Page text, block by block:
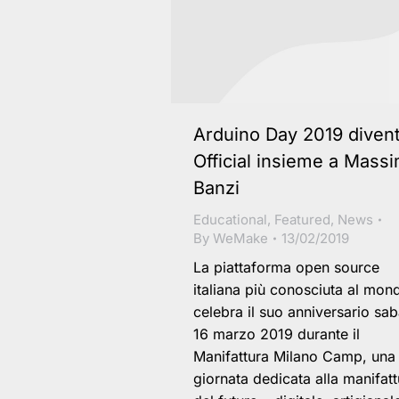
Arduino Day 2019
Official insieme a
Banzi
Educational, Featured, News
By WeMake 13/02/2019
La piattaforma open source
italiana più conosciuta al
celebra il suo anniversario
16 marzo 2019 durante il
Manifattura Milano Camp, una
giornata dedicata alla